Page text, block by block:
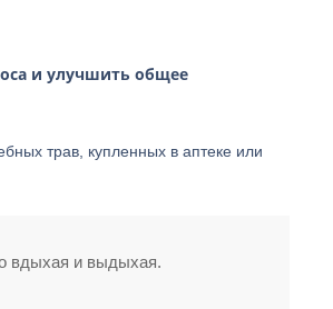
и улучшить общее
трав, купленных в аптеке или
вдыхая и выдыхая.